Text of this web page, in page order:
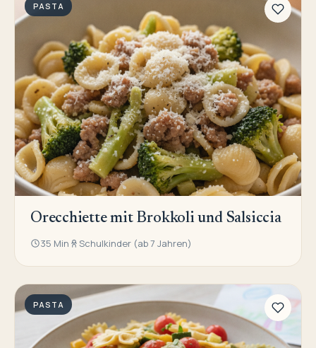
PASTA
Orecchiette mit Brokkoli und Salsiccia
35 Min Schulkinder (ab 7 Jahren)
PASTA